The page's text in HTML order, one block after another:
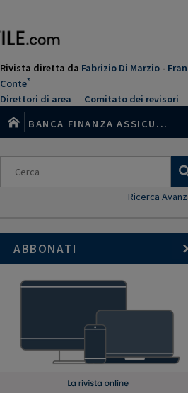
contenuto
Rivista diretta da Fabrizio Di Marzio -
Conte*
Direttori di area Comitato dei revisori
BANCA FINANZA ASSICU...
Ricerca
ABBONATI